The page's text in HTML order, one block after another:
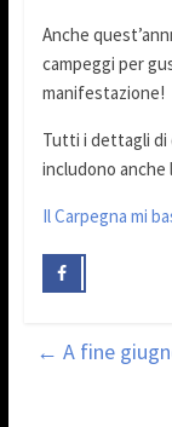
Anche
campeggi per
manifestazione!
Tutti i dettagli di
includono anche
Il Carpegna mi
← A fine